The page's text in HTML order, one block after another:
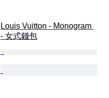
Louis Vuitton - Monogram
- 女式錢包